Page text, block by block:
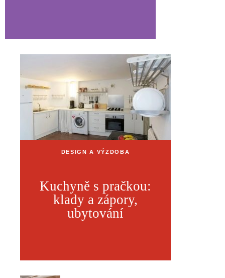
DESIGN A VÝZDOBA
Kuchyně s pračkou:
klady a zápory,
ubytování